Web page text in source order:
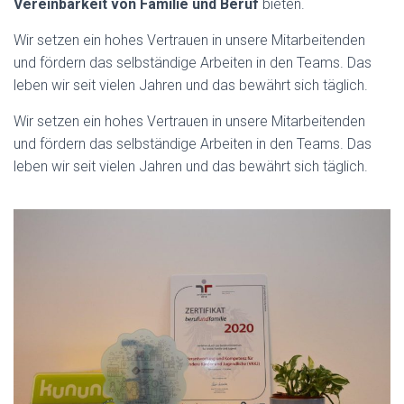
Vereinbarkeit von Familie und Beruf bieten.
Wir setzen ein hohes Vertrauen in unsere Mitarbeitenden
und fördern das selbständige Arbeiten in den Teams. Das
leben wir seit vielen Jahren und das bewährt sich täglich.
Wir setzen ein hohes Vertrauen in unsere Mitarbeitenden
und fördern das selbständige Arbeiten in den Teams. Das
leben wir seit vielen Jahren und das bewährt sich täglich.